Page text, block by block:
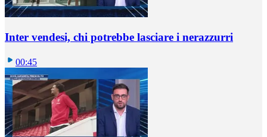
Inter vendesi, chi potrebbe lasciare i nerazzurri
00:45